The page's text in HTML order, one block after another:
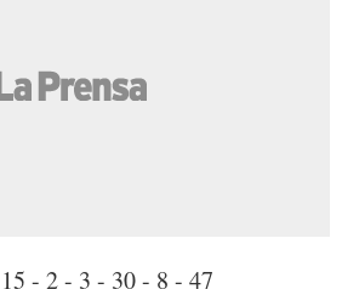
- 2 - 3 - 30 - 8 - 47